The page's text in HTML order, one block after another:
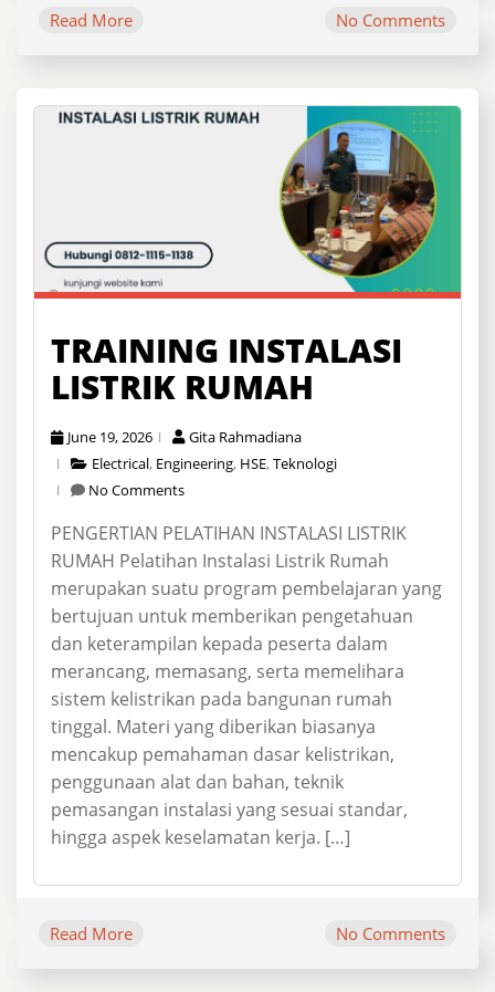
Read More No Comments
TRAINING INSTALASI
LISTRIK RUMAH
June 19, 2026
Gita Rahmadiana
Electrical, Engineering, HSE,Teknologi
No Comments
PENGERTIAN PELATIHAN INSTALASI LISTRIK
RUMAH Pelatihan Instalasi Listrik Rumah
merupakan suatu program pembelajaran yang
bertujuan untuk memberikan pengetahuan
dan keterampilan kepada peserta dalam
merancang, memasang, serta memelihara
sistem kelistrikan pada bangunan rumah
tinggal. Materi yang diberikan biasanya
mencakup pemahaman dasar kelistrikan,
penggunaan alat dan bahan, teknik
pemasangan instalasi yang sesuai standar,
hingga aspek keselamatan kerja. […]
Read More No Comments